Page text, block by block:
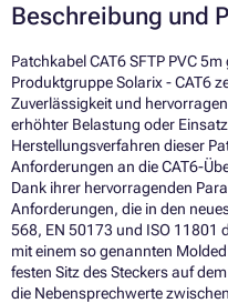
Beschreibung und
Patchkabel CAT6 SFTP PVC
Produktgruppe Solarix - CAT6
Zuverlässigkeit und
erhöhter Belastung oder
Herstellungsverfahren dieser
Anforderungen an die CAT6-
Dank ihrer hervorragenden
Anforderungen, die in den
568, EN 50173 und ISO 11801
mit einem so genannten
festen Sitz des Steckers auf
die Nebensprechwerte